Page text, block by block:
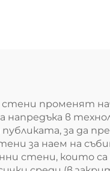
променят
напредъка в
за да
за наем на
стени, които